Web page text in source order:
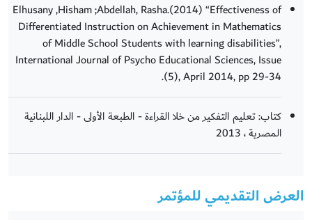
Elhusany ,Hisham ;Abdellah, Rasha.(2014) “Effectiveness of
Differentiated Instruction on Achievement in Mathematics
of Middle School Students with learning disabilities”,
International Journal of Psycho Educational Sciences, Issue
(5), April 2014, pp 29-34.
كتاب: تعليم التفكير من خلا القراءة - الطبعة الأولى - الدار اللبنانية
المصرية ، 2013
العرض التقديمي للمؤتمر